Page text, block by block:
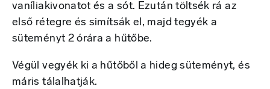
vaníliakivonatot és a sót. Ezután töltsék rá az
első rétegre és simítsák el, majd tegyék a
süteményt 2 órára a hűtőbe.
Végül vegyék ki a hűtőből a hideg süteményt, és
máris tálalhatják.